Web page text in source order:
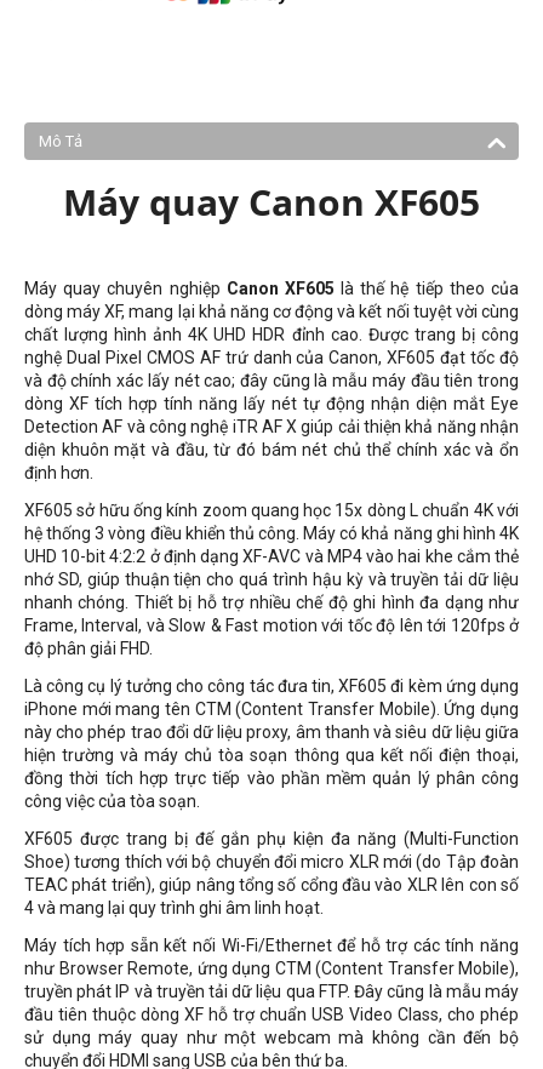
Mô Tả
Máy quay Canon XF605
Máy quay chuyên nghiệp Canon XF605 là thế hệ tiếp theo của
dòng máy XF, mang lại khả năng cơ động và kết nối tuyệt vời cùng
chất lượng hình ảnh 4K UHD HDR đỉnh cao. Được trang bị công
nghệ Dual Pixel CMOS AF trứ danh của Canon, XF605 đạt tốc độ
và độ chính xác lấy nét cao; đây cũng là mẫu máy đầu tiên trong
dòng XF tích hợp tính năng lấy nét tự động nhận diện mắt Eye
Detection AF và công nghệ iTR AF X giúp cải thiện khả năng nhận
diện khuôn mặt và đầu, từ đó bám nét chủ thể chính xác và ổn
định hơn.
XF605 sở hữu ống kính zoom quang học 15x dòng L chuẩn 4K với
hệ thống 3 vòng điều khiển thủ công. Máy có khả năng ghi hình 4K
UHD 10-bit 4:2:2 ở định dạng XF-AVC và MP4 vào hai khe cắm thẻ
nhớ SD, giúp thuận tiện cho quá trình hậu kỳ và truyền tải dữ liệu
nhanh chóng. Thiết bị hỗ trợ nhiều chế độ ghi hình đa dạng như
Frame, Interval, và Slow & Fast motion với tốc độ lên tới 120fps ở
độ phân giải FHD.
Là công cụ lý tưởng cho công tác đưa tin, XF605 đi kèm ứng dụng
iPhone mới mang tên CTM (Content Transfer Mobile). Ứng dụng
này cho phép trao đổi dữ liệu proxy, âm thanh và siêu dữ liệu giữa
hiện trường và máy chủ tòa soạn thông qua kết nối điện thoại,
đồng thời tích hợp trực tiếp vào phần mềm quản lý phân công
công việc của tòa soạn.
XF605 được trang bị đế gắn phụ kiện đa năng (Multi-Function
Shoe) tương thích với bộ chuyển đổi micro XLR mới (do Tập đoàn
TEAC phát triển), giúp nâng tổng số cổng đầu vào XLR lên con số
4 và mang lại quy trình ghi âm linh hoạt.
Máy tích hợp sẵn kết nối Wi-Fi/Ethernet để hỗ trợ các tính năng
như Browser Remote, ứng dụng CTM (Content Transfer Mobile),
truyền phát IP và truyền tải dữ liệu qua FTP. Đây cũng là mẫu máy
đầu tiên thuộc dòng XF hỗ trợ chuẩn USB Video Class, cho phép
sử dụng máy quay như một webcam mà không cần đến bộ
chuyển đổi HDMI sang USB của bên thứ ba.